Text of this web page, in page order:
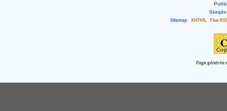
Sitemap
XHTML Flux
Page générée